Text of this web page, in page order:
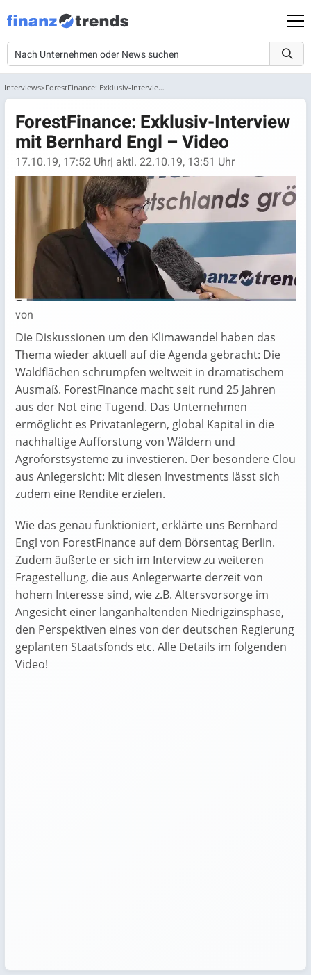
Interviews ForestFinance: Exklusiv-Interview mit Bernhard Engl – Video
ForestFinance: Exklusiv-Interview
mit Bernhard Engl – Video
17.10.19, 17:52 Uhr| aktl. 22.10.19, 13:51 Uhr
von
Die Diskussionen um den Klimawandel haben das
Thema wieder aktuell auf die Agenda gebracht: Die
Waldflächen schrumpfen weltweit in dramatischem
Ausmaß. ForestFinance macht seit rund 25 Jahren
aus der Not eine Tugend. Das Unternehmen
ermöglicht es Privatanlegern, global Kapital in die
nachhaltige Aufforstung von Wäldern und
Agroforstsysteme zu investieren. Der besondere Clou
aus Anlegersicht: Mit diesen Investments lässt sich
zudem eine Rendite erzielen.
Wie das genau funktioniert, erklärte uns Bernhard
Engl von ForestFinance auf dem Börsentag Berlin.
Zudem äußerte er sich im Interview zu weiteren
Fragestellung, die aus Anlegerwarte derzeit von
hohem Interesse sind, wie z.B. Altersvorsorge im
Angesicht einer langanhaltenden Niedrigzinsphase,
den Perspektiven eines von der deutschen Regierung
geplanten Staatsfonds etc. Alle Details im folgenden
Video!